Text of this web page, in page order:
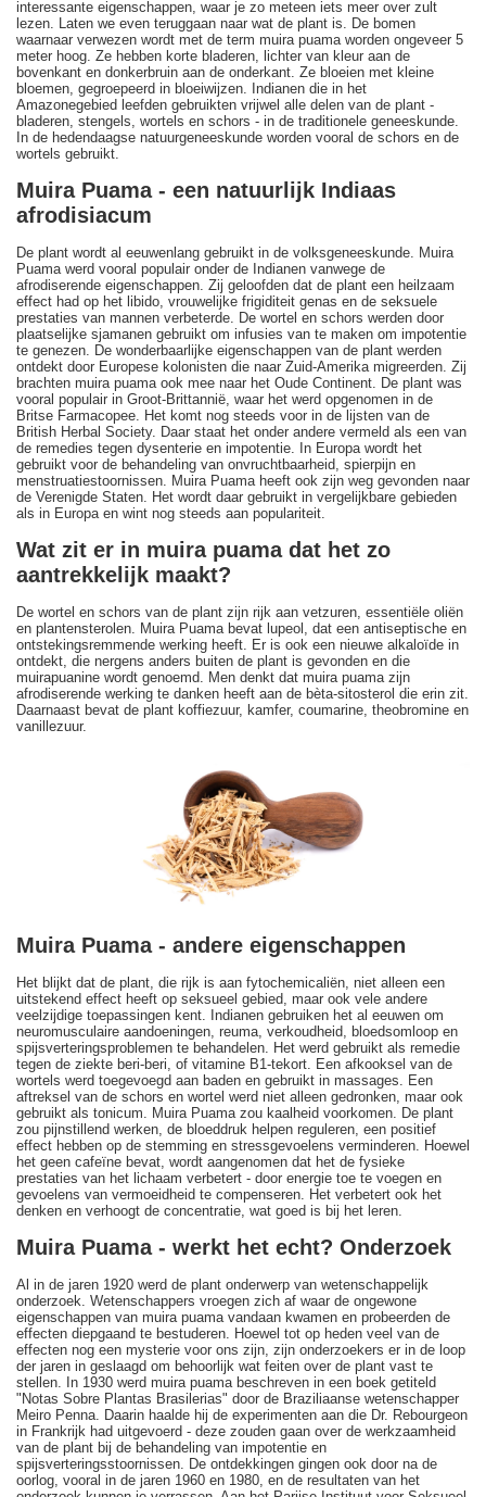
interessante eigenschappen, waar je zo meteen iets meer over zult
lezen. Laten we even teruggaan naar wat de plant is. De bomen
waarnaar verwezen wordt met de term muira puama worden ongeveer 5
meter hoog. Ze hebben korte bladeren, lichter van kleur aan de
bovenkant en donkerbruin aan de onderkant. Ze bloeien met kleine
bloemen, gegroepeerd in bloeiwijzen. Indianen die in het
Amazonegebied leefden gebruikten vrijwel alle delen van de plant -
bladeren, stengels, wortels en schors - in de traditionele geneeskunde.
In de hedendaagse natuurgeneeskunde worden vooral de schors en de
wortels gebruikt.
Muira Puama - een natuurlijk Indiaas
afrodisiacum
De plant wordt al eeuwenlang gebruikt in de volksgeneeskunde. Muira
Puama werd vooral populair onder de Indianen vanwege de
afrodiserende eigenschappen. Zij geloofden dat de plant een heilzaam
effect had op het libido, vrouwelijke frigiditeit genas en de seksuele
prestaties van mannen verbeterde. De wortel en schors werden door
plaatselijke sjamanen gebruikt om infusies van te maken om impotentie
te genezen. De wonderbaarlijke eigenschappen van de plant werden
ontdekt door Europese kolonisten die naar Zuid-Amerika migreerden. Zij
brachten muira puama ook mee naar het Oude Continent. De plant was
vooral populair in Groot-Brittannië, waar het werd opgenomen in de
Britse Farmacopee. Het komt nog steeds voor in de lijsten van de
British Herbal Society. Daar staat het onder andere vermeld als een van
de remedies tegen dysenterie en impotentie. In Europa wordt het
gebruikt voor de behandeling van onvruchtbaarheid, spierpijn en
menstruatiestoornissen. Muira Puama heeft ook zijn weg gevonden naar
de Verenigde Staten. Het wordt daar gebruikt in vergelijkbare gebieden
als in Europa en wint nog steeds aan populariteit.
Wat zit er in muira puama dat het zo
aantrekkelijk maakt?
De wortel en schors van de plant zijn rijk aan vetzuren, essentiële oliën
en plantensterolen. Muira Puama bevat lupeol, dat een antiseptische en
ontstekingsremmende werking heeft. Er is ook een nieuwe alkaloïde in
ontdekt, die nergens anders buiten de plant is gevonden en die
muirapuanine wordt genoemd. Men denkt dat muira puama zijn
afrodiserende werking te danken heeft aan de bèta-sitosterol die erin zit.
Daarnaast bevat de plant koffiezuur, kamfer, coumarine, theobromine en
vanillezuur.
Muira Puama - andere eigenschappen
Het blijkt dat de plant, die rijk is aan fytochemicaliën, niet alleen een
uitstekend effect heeft op seksueel gebied, maar ook vele andere
veelzijdige toepassingen kent. Indianen gebruiken het al eeuwen om
neuromusculaire aandoeningen, reuma, verkoudheid, bloedsomloop en
spijsverteringsproblemen te behandelen. Het werd gebruikt als remedie
tegen de ziekte beri-beri, of vitamine B1-tekort. Een afkooksel van de
wortels werd toegevoegd aan baden en gebruikt in massages. Een
aftreksel van de schors en wortel werd niet alleen gedronken, maar ook
gebruikt als tonicum. Muira Puama zou kaalheid voorkomen. De plant
zou pijnstillend werken, de bloeddruk helpen reguleren, een positief
effect hebben op de stemming en stressgevoelens verminderen. Hoewel
het geen cafeïne bevat, wordt aangenomen dat het de fysieke
prestaties van het lichaam verbetert - door energie toe te voegen en
gevoelens van vermoeidheid te compenseren. Het verbetert ook het
denken en verhoogt de concentratie, wat goed is bij het leren.
Muira Puama - werkt het echt? Onderzoek
Al in de jaren 1920 werd de plant onderwerp van wetenschappelijk
onderzoek. Wetenschappers vroegen zich af waar de ongewone
eigenschappen van muira puama vandaan kwamen en probeerden de
effecten diepgaand te bestuderen. Hoewel tot op heden veel van de
effecten nog een mysterie voor ons zijn, zijn onderzoekers er in de loop
der jaren in geslaagd om behoorlijk wat feiten over de plant vast te
stellen. In 1930 werd muira puama beschreven in een boek getiteld
"Notas Sobre Plantas Brasilerias" door de Braziliaanse wetenschapper
Meiro Penna. Daarin haalde hij de experimenten aan die Dr. Rebourgeon
in Frankrijk had uitgevoerd - deze zouden gaan over de werkzaamheid
van de plant bij de behandeling van impotentie en
spijsverteringsstoornissen. De ontdekkingen gingen ook door na de
oorlog, vooral in de jaren 1960 en 1980, en de resultaten van het